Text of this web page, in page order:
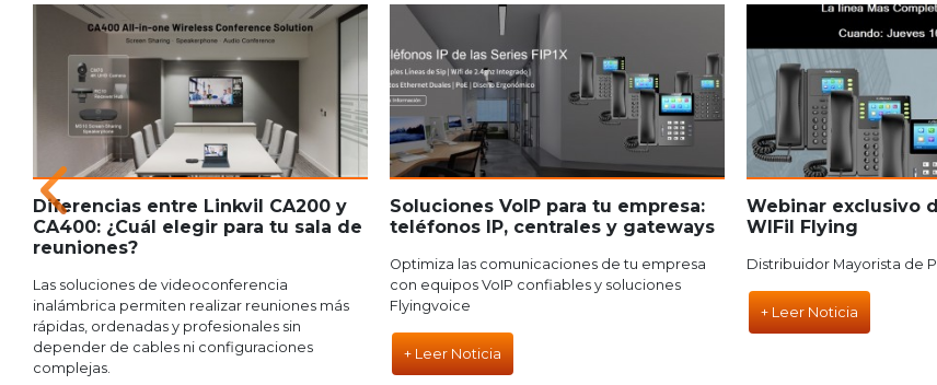
Diferencias entre Linkvil CA200 y
CA400: ¿Cuál elegir para tu sala de
reuniones?
Las soluciones de videoconferencia
inalámbrica permiten realizar reuniones más
rápidas, ordenadas y profesionales sin
depender de cables ni configuraciones
complejas.
Soluciones VoIP para tu empresa:
teléfonos IP, centrales y gateways
Optimiza las comunicaciones de tu empresa
con equipos VoIP confiables y soluciones
Flyingvoice
+ Leer Noticia
Webinar exclusivo
WIFiI Flying
Distribuidor Mayorista de
+ Leer Noticia